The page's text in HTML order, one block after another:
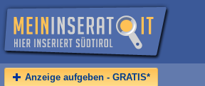
Anzeige aufgeben - GRATIS*